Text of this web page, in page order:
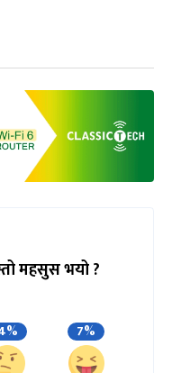
महसुस भयो ?
7%